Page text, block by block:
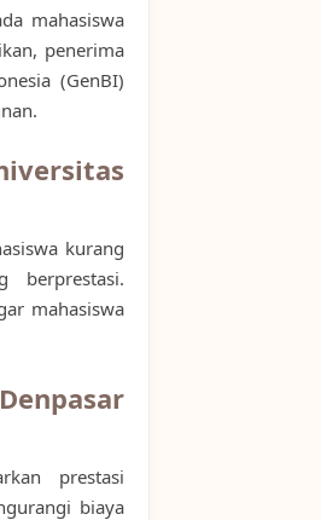
mahasiswa
penerima
(GenBI)
kurang
berprestasi.
mahasiswa
prestasi
biaya